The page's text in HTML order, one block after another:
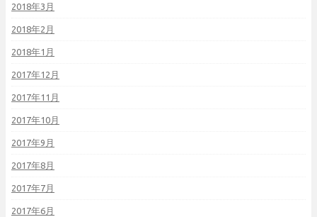
2018年3月
2018年2月
2018年1月
2017年12月
2017年11月
2017年10月
2017年9月
2017年8月
2017年7月
2017年6月